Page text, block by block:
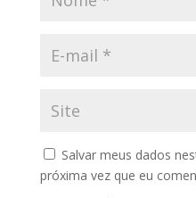
Salvar meus dados
próxima vez que eu